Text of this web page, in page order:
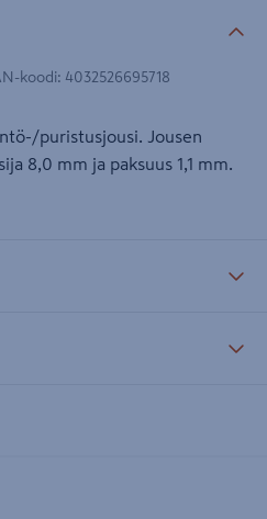
koodi: 4032526695718
puristusjousi. Jousen
8,0 mm ja paksuus 1,1 mm.